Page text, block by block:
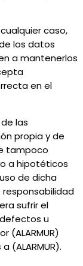
caso,
los datos
a mantenerlos
en el
las
propia y de
tampoco
a hipotéticos
de dicha
responsabilidad
sufrir el
u
(ALARMUR)
(ALARMUR).